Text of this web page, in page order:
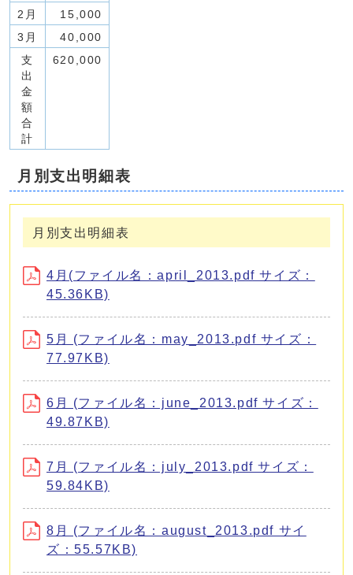
2月
15,000
3月
40,000
支
出
金
額
合
計
620,000
月別支出明細表
月別支出明細表
4月(ファイル名：april_2013.pdf サイズ：
45.36KB)
5月 (ファイル名：may_2013.pdf サイズ：
77.97KB)
6月 (ファイル名：june_2013.pdf サイズ：
49.87KB)
7月 (ファイル名：july_2013.pdf サイズ：
59.84KB)
8月 (ファイル名：august_2013.pdf サイ
ズ：55.57KB)